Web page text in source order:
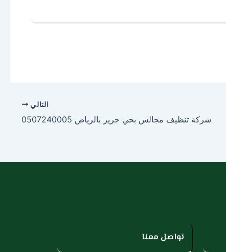
التالي
شركة تنظيف مجالس بحي جرير بالرياض 0507240005
تواصل معنا